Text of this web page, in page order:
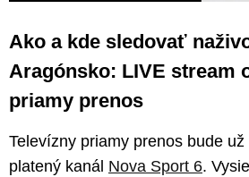
Ako a kde sledovať
Aragónsko: LIVE stream
priamy prenos
Televízny priamy prenos bude
platený kanál Nova Sport 6.